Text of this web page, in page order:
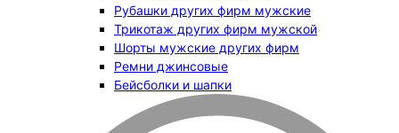
Рубашки других фирм мужские
Трикотаж других фирм мужской
Шорты мужские других фирм
Ремни джинсовые
Бейсболки и шапки